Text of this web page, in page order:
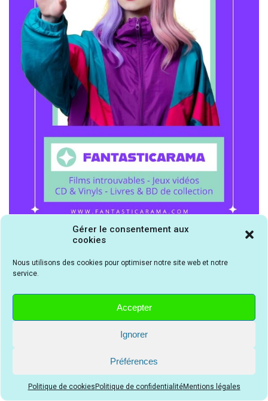
Gérer le consentement aux
cookies
Nous utilisons des cookies pour optimiser notre site web et notre
service.
Accepter
Ignorer
Préférences
Politique de cookies Politique de confidentialitéMentions légales
Critiques à la une
pour la maison ?